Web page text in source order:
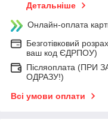
Детальніше
Онлайн-оплата
Безготівковий
ваш код ЄДРПОУ)
Післяоплата (ПРИ
ОДРАЗУ!)
Всі умови оплати